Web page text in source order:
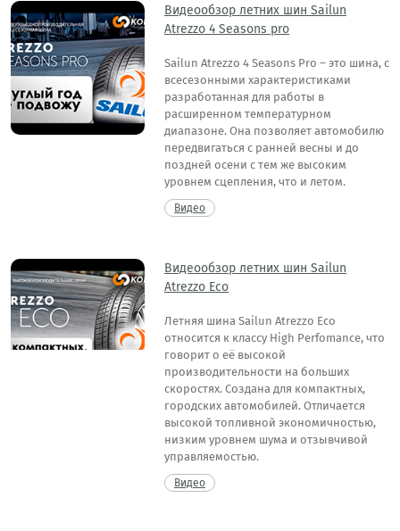
Видеообзор летних шин Sailun
Atrezzo 4 Seasons pro
Sailun Atrezzo 4 Seasons Pro – это шина, с
всесезонными характеристиками
разработанная для работы в
расширенном температурном
диапазоне. Она позволяет автомобилю
передвигаться с ранней весны и до
поздней осени с тем же высоким
уровнем сцепления, что и летом.
Видео
Видеообзор летних шин Sailun
Atrezzo Eco
Летняя шина Sailun Atrezzo Eco
относится к классу High Perfomance, что
говорит о её высокой
производительности на больших
скоростях. Создана для компактных,
городских автомобилей. Отличается
высокой топливной экономичностью,
низким уровнем шума и отзывчивой
управляемостью.
Видео